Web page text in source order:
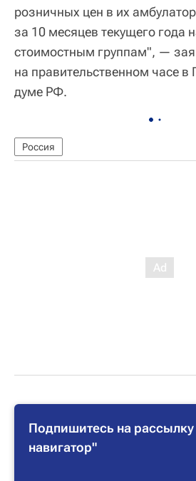
розничных цен в их
за 10 месяцев текущего года
стоимостным группам", —
на правительственном часе в
думе РФ.
Россия
Подпишитесь на
навигатор"